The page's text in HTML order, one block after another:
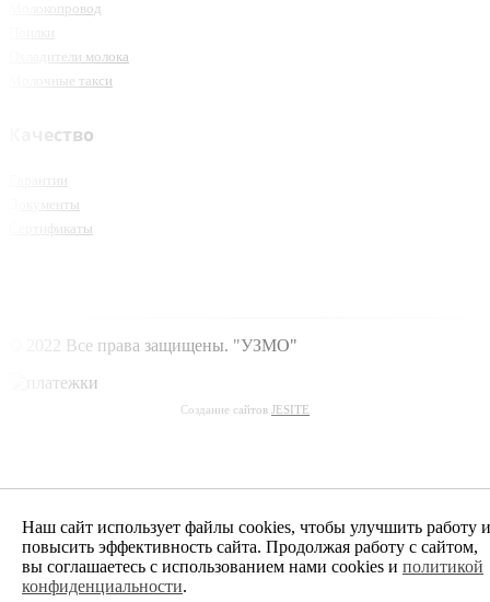
Молокопровод
Охладители молока
Молочные такси
Качество
Гарантии
Документы
Сертификаты
© 2022 Все права защищены. "УЗМО"
Создание сайтов JESITE
Наш сайт использует файлы cookies, чтобы улучшить работу и
повысить эффективность сайта. Продолжая работу с сайтом,
вы соглашаетесь с использованием нами cookies и политикой
конфиденциальности.